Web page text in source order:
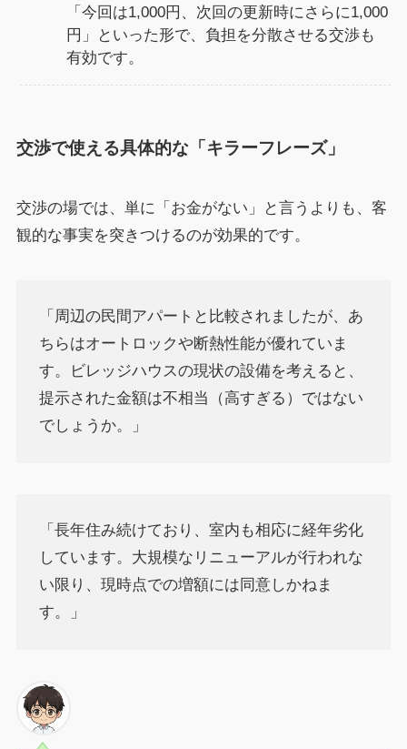
「今回は1,000円、次回の更新時にさらに1,000
円」といった形で、負担を分散させる交渉も
有効です。
交渉で使える具体的な「キラーフレーズ」
交渉の場では、単に「お金がない」と言うよりも、客
観的な事実を突きつけるのが効果的です。
「周辺の民間アパートと比較されましたが、あ
ちらはオートロックや断熱性能が優れていま
す。ビレッジハウスの現状の設備を考えると、
提示された金額は不相当（高すぎる）ではない
でしょうか。」
「長年住み続けており、室内も相応に経年劣化
しています。大規模なリニューアルが行われな
い限り、現時点での増額には同意しかねま
す。」